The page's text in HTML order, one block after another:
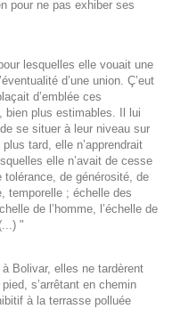
pour ne pas exhiber ses
lesquelles elle vouait une
d’une union. Ç’eut
d’emblée ces
bien plus estimables. Il lui
se situer à leur niveau sur
tard, elle n’apprendrait
elle n’avait de cesse
de générosité, de
temporelle ; échelle des
de l’homme, l’échelle de
"
Bolivar, elles ne tardèrent
s’arrêtant en chemin
à la terrasse polluée